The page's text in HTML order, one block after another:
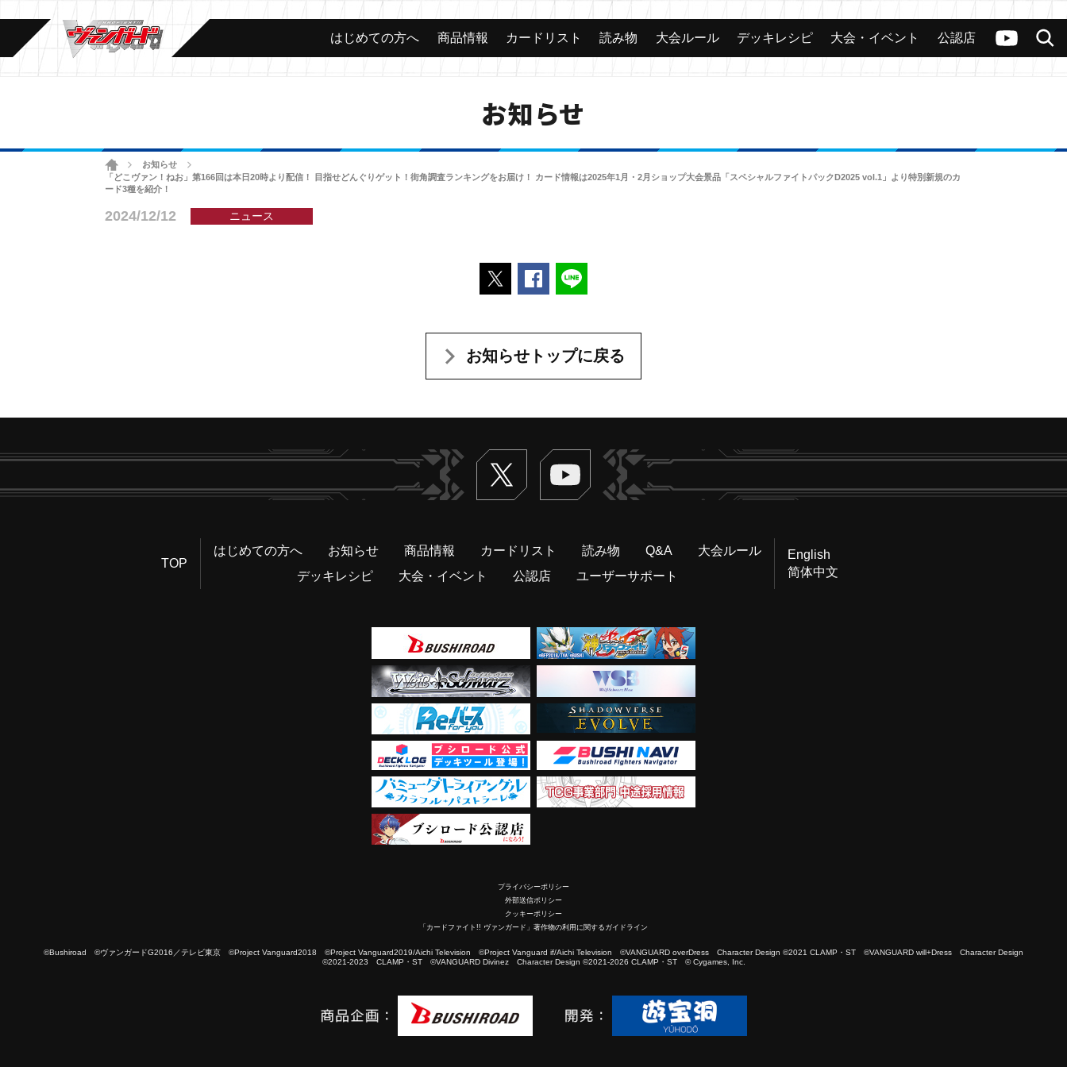
ヴァンガードch
検索
カード 大会 公認店舗 その他
はじめての方へ 商品情報 カードリスト 読み物 大会ルール デッキレシピ 大会・イベント 公認店
お知らせ
ホームお知らせ
「どこヴァン！ねお」第166回は本日20時より配信！ 目指せどんぐりゲット！街角調査ランキングをお届け！ カード情報は2025年1月・2月ショップ大会景品「スペシャルファイトパックD2025 vol.1」より特別新規のカ
ード3種を紹介！
2024/12/12 ニュース
ポストするFacebookでシェアする
お知らせトップに戻る
Twitter ヴァンガードch
TOP
はじめての方へ お知らせ 商品情報 カードリスト 読み物 Q&A
大会ルール
デッキレシピ
大会・イベント 公認店 ユーザーサポート
English
简体中文
プライバシーポリシー
外部送信ポリシー
クッキーポリシー
「カードファイト!! ヴァンガード」著作物の利用に関するガイドライン
©Bushiroad ©ヴァンガードG2016／テレビ東京 ©Project Vanguard2018 ©Project Vanguard2019/Aichi Television ©Project Vanguard if/Aichi Television ©VANGUARD overDress Character Design ©2021 CLAMP・ST ©VANGUARD will+Dress Character Design
©2021-2023 CLAMP・ST ©VANGUARD Divinez Character Design ©2021-2026 CLAMP・ST © Cygames, Inc.